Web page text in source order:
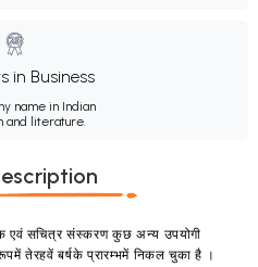
in Business
name in Indian
and literature.
एवं सचित्र संस्करण कुछ अन्य उपयोगी
तेरहवें बर्षके प्रारम्भमें निकल चुका है ।